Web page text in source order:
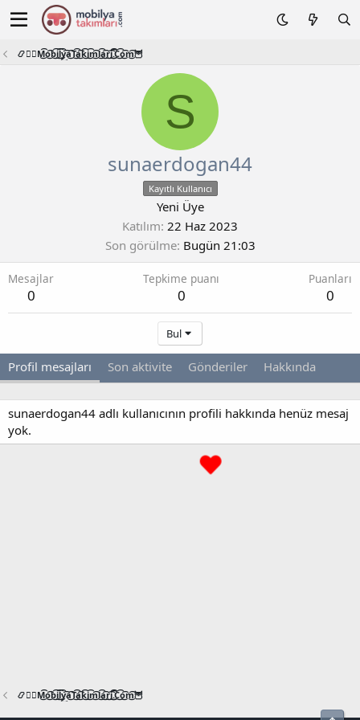
📿🧙‍♂️M͜͡o͜͡b͜͡i͜͡l͜͡y͜͡a͜͡T͜͡a͜͡k͜͡i͜͡m͜͡l͜͡a͜͡r͜͡i͜͡.͜͡C͜͡o͜͡m͜͡🦉
S
sunaerdogan44
Kayıtlı Kullanıcı
Yeni Üye
Katılım 22 Haz 2023
Son görülme Bugün 21:03
Mesajlar
0
Tepkime puanı
0
Puanları
0
Bul
Profil mesajları Son aktivite Gönderiler Hakkında
sunaerdogan44 adlı kullanıcının profili hakkında henüz mesaj
yok.
📿🧙‍♂️M͜͡o͜͡b͜͡i͜͡l͜͡y͜͡a͜͡T͜͡a͜͡k͜͡i͜͡m͜͡l͜͡a͜͡r͜͡i͜͡.͜͡C͜͡o͜͡m͜͡🦉